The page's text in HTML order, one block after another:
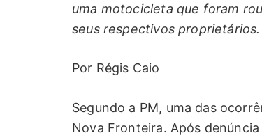
uma motocicleta que foram
seus respectivos proprietários.
Por Régis Caio
Segundo a PM, uma das
Nova Fronteira. Após